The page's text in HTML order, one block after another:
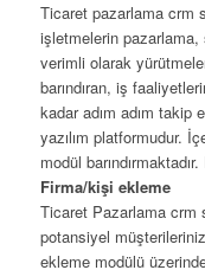
Ticaret pazarlama crm
işletmelerin
verimli olarak
barındıran, iş
kadar adım adım takip
yazılım platformudur.
modül
Firma/kişi ekleme
Ticaret Pazarlama
potansiyel
ekleme modülü